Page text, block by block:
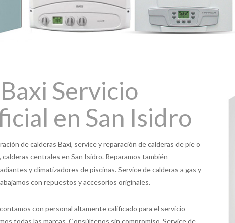
Servicio
en San Isidro
de calderas Baxi, service y reparación de calderas de pie o
centrales en San Isidro. Reparamos también
y climatizadores de piscinas. Service de calderas a gas y
con repuestos y accesorios originales.
con personal altamente calificado para el servicio